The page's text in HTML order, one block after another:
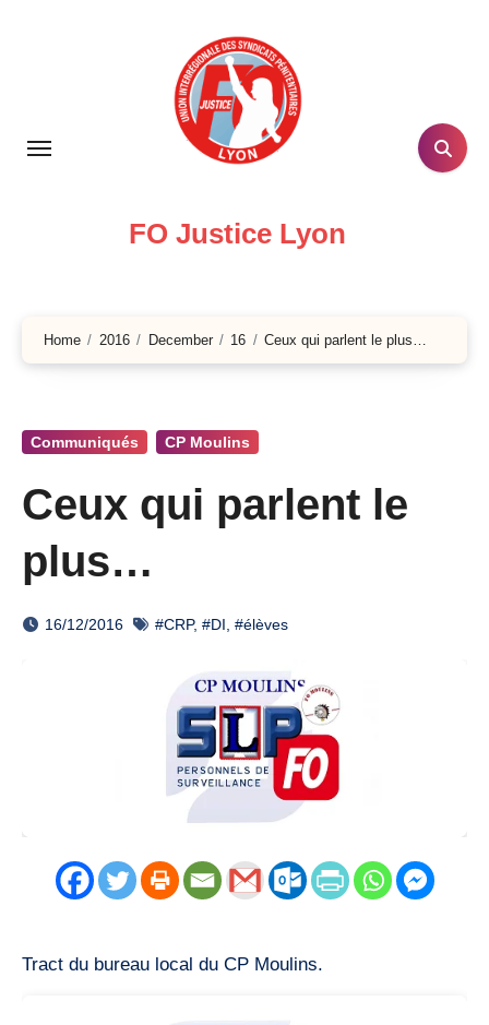
FO Justice Lyon
Home 2016 December 16 Ceux qui parlent le plus…
Communiqués CP Moulins
Ceux qui parlent le
plus…
16/12/2016 #CRP, #DI #élèves
Tract du bureau local du CP Moulins.